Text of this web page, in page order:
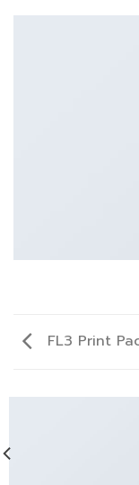
FL3 Print